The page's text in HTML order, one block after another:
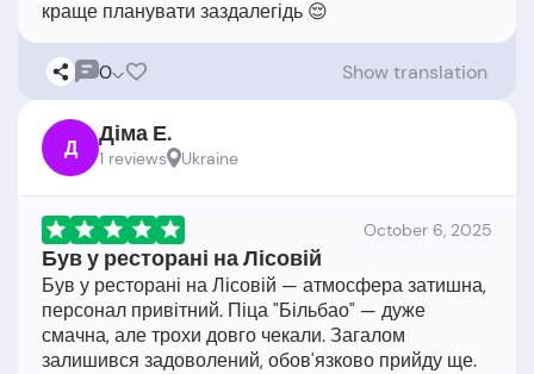
0 Show translation
Д Діма Е.
1 reviews Ukraine
October 6, 2025
Був у ресторані на Лісовій
Був у ресторані на Лісовій — атмосфера затишна,
персонал привітний. Піца "Більбао" — дуже
смачна, але трохи довго чекали. Загалом